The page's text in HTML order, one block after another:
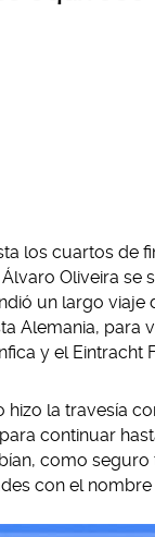
los cuartos de
Oliveira se
un largo viaje
Alemania, para
y el Eintracht
hizo la travesía
continuar
como
con el nombre